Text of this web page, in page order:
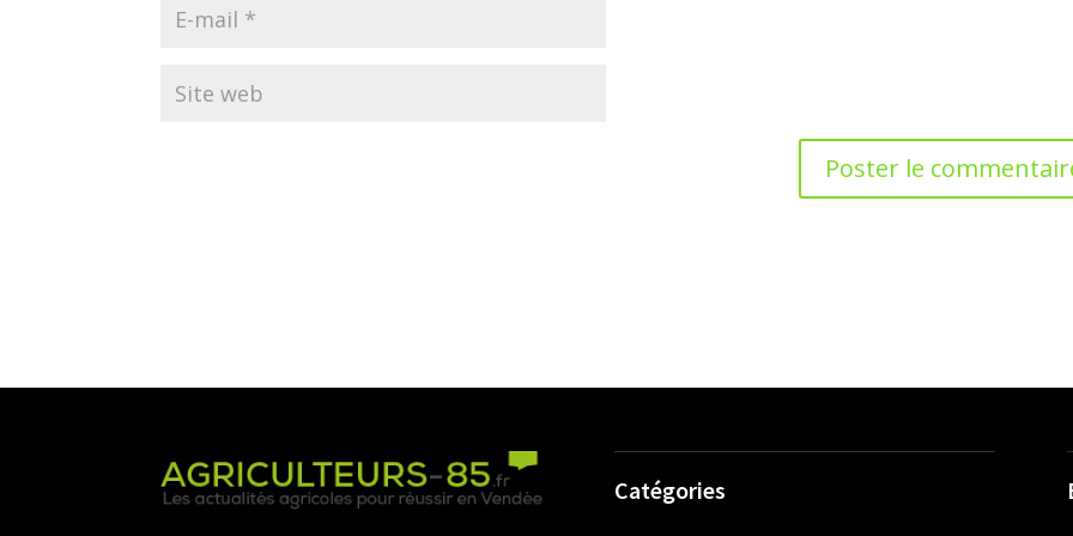
Catégories